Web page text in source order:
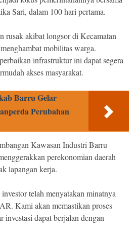
Sari, dalam 100 hari pertama.
rusak akibat longsor di Kecamatan
mobilitas warga.
infrastruktur ini dapat segera
akses masyarakat.
Barru Gelar
Perubahan
Kawasan Industri Barru
perekonomian daerah
lapangan kerja.
telah menyatakan minatnya
Kami akan memastikan proses
investasi dapat berjalan dengan